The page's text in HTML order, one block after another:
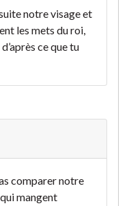
notre visage et
les mets du roi,
ce que tu
comparer notre
mangent